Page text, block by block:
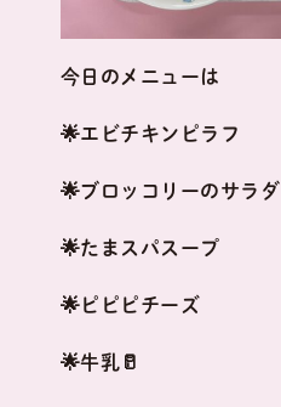
今日のメニューは
🌟エビチキンピラフ
🌟ブロッコリーのサラダ
🌟たまスパスープ
🌟ピピピチーズ
🌟牛乳🥛